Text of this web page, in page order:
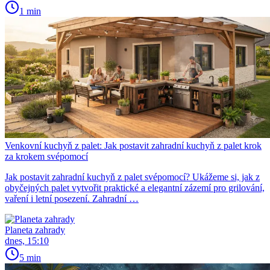
1 min
Venkovní kuchyň z palet: Jak postavit zahradní kuchyň z palet krok
za krokem svépomocí
Jak postavit zahradní kuchyň z palet svépomocí? Ukážeme si, jak z
obyčejných palet vytvořit praktické a elegantní zázemí pro grilování,
vaření i letní posezení. Zahradní …
Planeta zahrady
dnes, 15:10
5 min